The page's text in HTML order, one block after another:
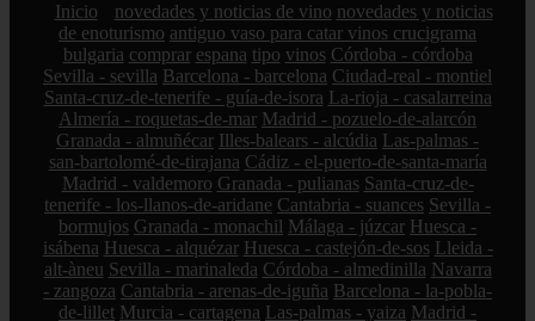
Inicio novedades y noticias de vino novedades y noticias
de enoturismo antiguo vaso para catar vinos crucigrama
bulgaria comprar espana tipo vinos Córdoba - córdoba
Sevilla - sevilla Barcelona - barcelona Ciudad-real - montiel
Santa-cruz-de-tenerife - guía-de-isora La-rioja - casalarreina
Almería - roquetas-de-mar Madrid - pozuelo-de-alarcón
Granada - almuñécar Illes-balears - alcúdia Las-palmas -
san-bartolomé-de-tirajana Cádiz - el-puerto-de-santa-maría
Madrid - valdemoro Granada - pulianas Santa-cruz-de-
tenerife - los-llanos-de-aridane Cantabria - suances Sevilla -
bormujos Granada - monachil Málaga - júzcar Huesca -
isábena Huesca - alquézar Huesca - castejón-de-sos Lleida -
alt-àneu Sevilla - marinaleda Córdoba - almedinilla Navarra
- zangoza Cantabria - arenas-de-iguña Barcelona - la-pobla-
de-lillet Murcia - cartagena Las-palmas - yaiza Madrid -